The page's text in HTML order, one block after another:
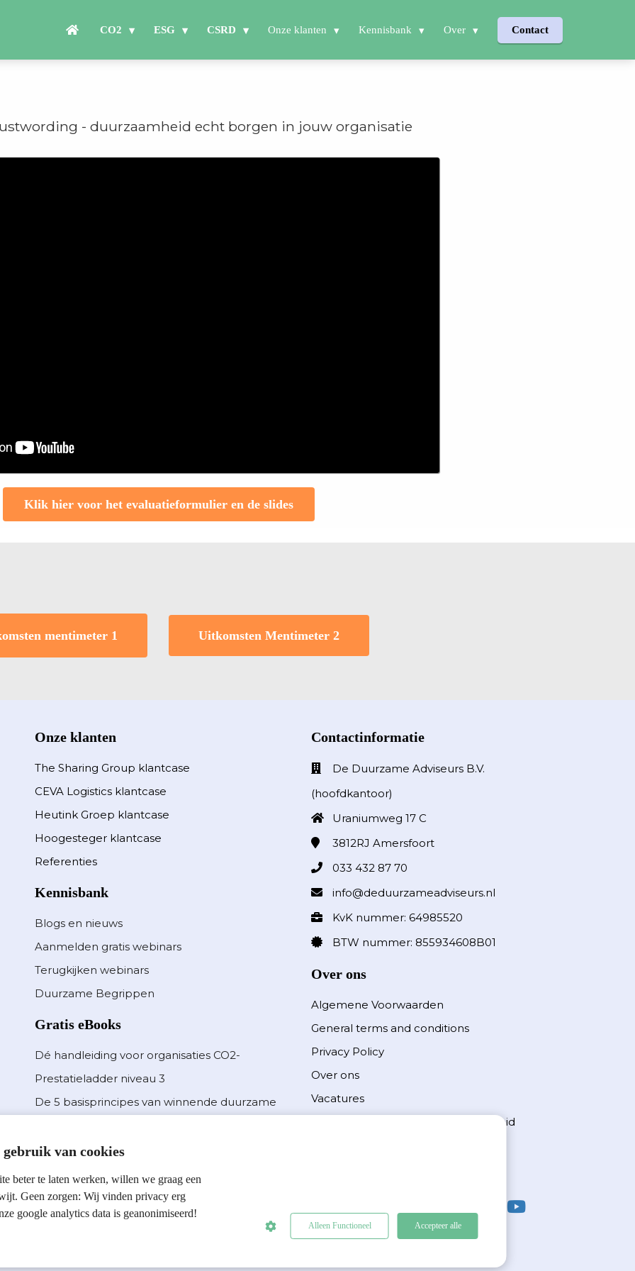
CO2 ESG CSRD Onze klanten Kennisbank Over Contact
- duurzaamheid echt borgen in jouw organisatie
Klik hier voor het evaluatieformulier en de slides
mentimeter 1 Uitkomsten Mentimeter 2
Onze klanten
The Sharing Group klantcase
CEVA Logistics klantcase
Heutink Groep klantcase
Hoogesteger klantcase
Referenties
Kennisbank
Blogs en nieuws
Aanmelden gratis webinars
Terugkijken webinars
Duurzame Begrippen
Gratis eBooks
Dé handleiding voor organisaties CO2-
Prestatieladder niveau 3
De 5 basisprincipes van winnende duurzame
Hoe schrijf ik een online MVO verslag?
Contactinformatie
De Duurzame Adviseurs B.V.
(hoofdkantoor)
Uraniumweg 17 C
3812RJ Amersfoort
033 432 87 70
info@deduurzameadviseurs.nl
KvK nummer: 64985520
BTW nummer: 855934608B01
Over ons
Algemene Voorwaarden
General terms and conditions
Privacy Policy
Over ons
Vacatures
Diversiteit, inclusie & gelijkwaardigheid
van cookies
beter te laten werken, willen we graag een
Geen zorgen: Wij vinden privacy erg
google analytics data is geanonimiseerd!
Alleen Functioneel Accepteer alle